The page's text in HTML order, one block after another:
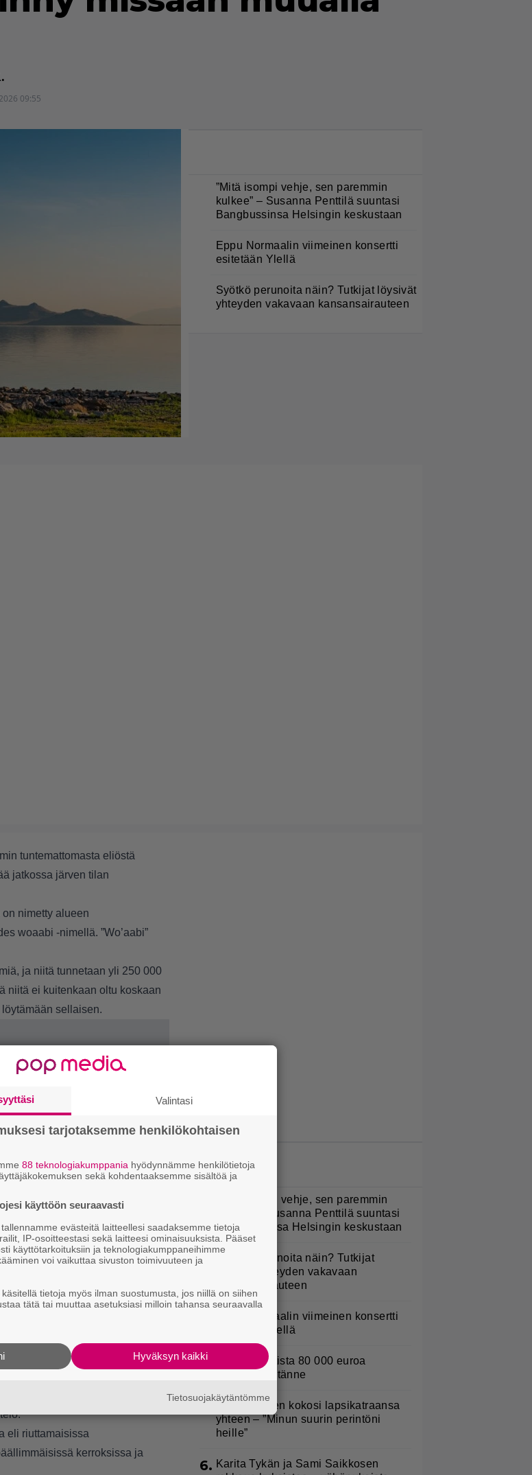
09:55
”Mitä isompi vehje, sen paremmin
kulkee” – Susanna Penttilä suuntasi
Bangbussinsa Helsingin keskustaan
Eppu Normaalin viimeinen konsertti
esitetään Ylellä
Syötkö perunoita näin? Tutkijat löysivät
yhteyden vakavaan kansansairauteen
tuntemattomasta eliöstä
jatkossa järven tilan
nimetty alueen
woaabi -nimellä. ”Wo’aabi”
ja niitä tunnetaan yli 250 000
niitä ei kuitenkaan oltu koskaan
sellaisen.
Uusi uniapneapilleri toi
jo melko pian
tarkkojen
madosta löytyi
eli riuttamaisissa
kerroksissa ja
”Mitä isompi vehje, sen paremmin
kulkee” – Susanna Penttilä suuntasi
Bangbussinsa Helsingin keskustaan
2.
Syötkö perunoita näin? Tutkijat
löysivät yhteyden vakavaan
kansansairauteen
Eppu Normaalin viimeinen konsertti
esitetään Ylellä
4.
Eurojackpotista 80 000 euroa
Suomeen – tänne
5.
Jani Sievinen kokosi lapsikatraansa
yhteen – ”Minun suurin perintöni
heille”
6. Karita Tykän ja Sami Saikkosen
Valintasi
tarjotaksemme henkilökohtaisen
88 teknologiakumppania hyödynnämme henkilötietoja
sekä kohdentaaksemme sisältöä ja
käyttöön seuraavasti
evästeitä laitteellesi saadaksemme tietoja
IP-osoitteestasi sekä laitteesi ominaisuuksista. Pääset
käyttötarkoituksiin ja teknologiakumppaneihimme
voi vaikuttaa sivuston toimivuuteen ja
tietoja myös ilman suostumusta, jos niillä on siihen
tätä tai muuttaa asetuksiasi milloin tahansa seuraavalla
Hyväksyn kaikki
Tietosuojakäytäntömme